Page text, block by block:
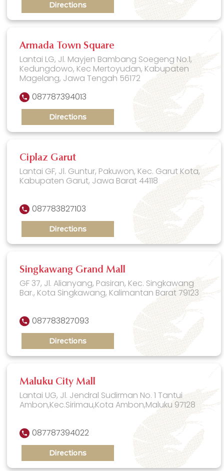
Directions
Armada Town Square
Lantai LG, Jl. Mayjen Bambang Soegeng No.1,
Kedungdowo, Kec Mertoyudan, Kabupaten
Magelang, Jawa Tengah 56172
087787394013
Directions
Ciplaz Garut
Lantai GF, Jl. Guntur, Pakuwon, Kec. Garut Kota,
Kabupaten Garut, Jawa Barat 44118
087783827103
Directions
Singkawang Grand Mall
GF 37, Jl. Alianyang, Pasiran, Kec. Singkawang
Bar., Kota Singkawang, Kalimantan Barat 79123
087783827093
Directions
Maluku City Mall
Lantai UG, Jl. Jendral Sudirman No. 1 Tantui
Ambon,Kec.Sirimau,Kota Ambon,Maluku 97128
087787394022
Directions